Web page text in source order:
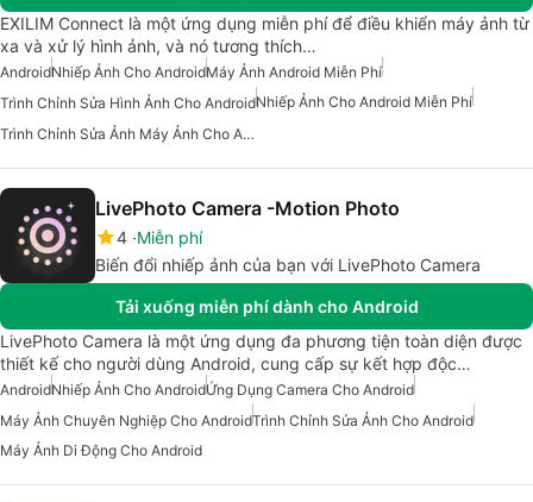
EXILIM Connect là một ứng dụng miễn phí để điều khiển máy ảnh từ
xa và xử lý hình ảnh, và nó tương thích…
AndroidNhiếp Ảnh Cho AndroidMáy Ảnh Android Miễn Phí
Trình Chỉnh Sửa Hình Ảnh Cho AndroidNhiếp Ảnh Cho Android Miễn Phí
Trình Chỉnh Sửa Ảnh Máy Ảnh Cho Android
LivePhoto Camera -Motion Photo
4 Miễn phí
Biến đổi nhiếp ảnh của bạn với LivePhoto Camera
Tải xuống miễn phí dành cho Android
LivePhoto Camera là một ứng dụng đa phương tiện toàn diện được
thiết kế cho người dùng Android, cung cấp sự kết hợp độc…
AndroidNhiếp Ảnh Cho AndroidỨng Dụng Camera Cho Android
Máy Ảnh Chuyên Nghiệp Cho AndroidTrình Chỉnh Sửa Ảnh Cho Android
Máy Ảnh Di Động Cho Android